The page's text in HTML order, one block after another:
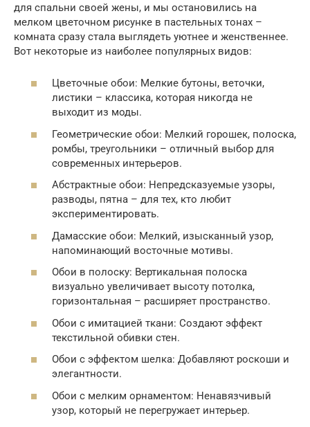
для спальни своей жены, и мы остановились на
мелком цветочном рисунке в пастельных тонах –
комната сразу стала выглядеть уютнее и женственнее.
Вот некоторые из наиболее популярных видов:
Цветочные обои: Мелкие бутоны, веточки,
листики – классика, которая никогда не
выходит из моды.
Геометрические обои: Мелкий горошек, полоска,
ромбы, треугольники – отличный выбор для
современных интерьеров.
Абстрактные обои: Непредсказуемые узоры,
разводы, пятна – для тех, кто любит
экспериментировать.
Дамасские обои: Мелкий, изысканный узор,
напоминающий восточные мотивы.
Обои в полоску: Вертикальная полоска
визуально увеличивает высоту потолка,
горизонтальная – расширяет пространство.
Обои с имитацией ткани: Создают эффект
текстильной обивки стен.
Обои с эффектом шелка: Добавляют роскоши и
элегантности.
Обои с мелким орнаментом: Ненавязчивый
узор, который не перегружает интерьер.